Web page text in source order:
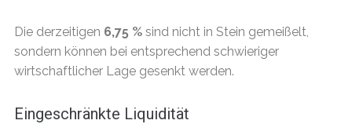
Die derzeitigen 6,75 % sind nicht in Stein gemeißelt,
sondern können bei entsprechend schwieriger
wirtschaftlicher Lage gesenkt werden.
Eingeschränkte Liquidität